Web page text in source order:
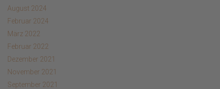
August 2024
Februar 2024
März 2022
Februar 2022
Dezember 2021
November 2021
September 2021